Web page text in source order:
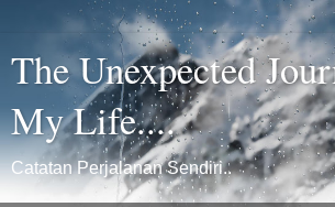
The Unexpected
My Life....
Catatan Perjalanan Sendiri..